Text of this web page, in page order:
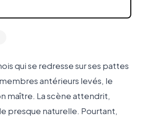
qui se redresse sur ses pattes
antérieurs levés, le
maître. La scène attendrit,
presque naturelle. Pourtant,